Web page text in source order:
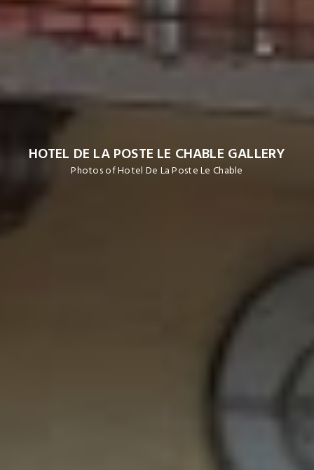
HOTEL DE LA POSTE LE CHABLE GALLERY
Photos of Hotel De La Poste Le Chable